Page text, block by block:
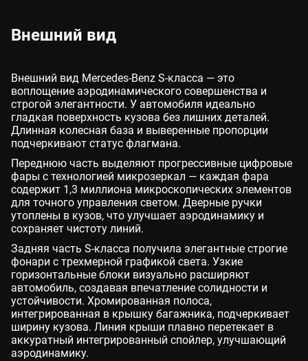
Внешний вид
Внешний вид Mercedes-Benz S-класса — это
воплощение аэродинамического совершенства и
строгой элегантности. У автомобиля идеально
гладкая поверхность кузова без лишних деталей.
Длинная колесная база и выверенные пропорции
подчеркивают статус флагмана.
Переднюю часть выделяют прогрессивные цифровые
фары с технологией микрозеркал — каждая фара
содержит 1,3 миллиона микроскопических элементов
для точного управления светом. Дверные ручки
утоплены в кузов, что улучшает аэродинамику и
сохраняет чистоту линий.
Задняя часть S-класса получила элегантные строгие
фонари с трехмерной графикой света. Узкие
горизонтальные блоки визуально расширяют
автомобиль, создавая впечатление солидности и
устойчивости. Хромированная полоса,
интегрированная в крышку багажника, подчеркивает
ширину кузова. Линия крыши плавно перетекает в
аккуратный интегрированный спойлер, улучшающий
аэродинамику.